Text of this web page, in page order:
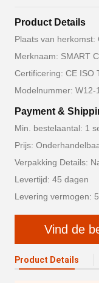
Product Details
Plaats van herkomst:
Merknaam: SMART
Certificering: CE ISO
Modelnummer: W12-
Payment &
Min. bestelaantal: 1
Prijs:
Verpakking Details:
Levertijd: 45 dagen
Levering vermogen:
Vind de
Product Details